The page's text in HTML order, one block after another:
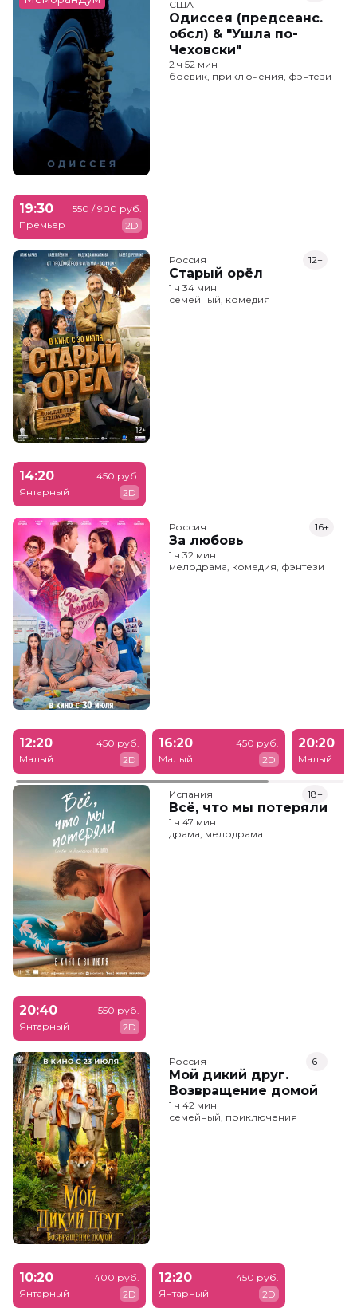
США
Одиссея (предсеанс.
обсл) & "Ушла по-
Чеховски"
2 ч 52 мин
боевик, приключения, фэнтези
19:30
Премьер
550 / 900 руб.
2D
Россия
Старый орёл
12+
1 ч 34 мин
семейный, комедия
14:20
Янтарный
450 руб.
2D
Россия
За любовь
16+
1 ч 32 мин
мелодрама, комедия, фэнтези
12:20
Малый
450 руб.
2D
16:20
Малый
450 руб.
2D
20:20
Малый
Испания
Всё, что мы потеряли
18+
1 ч 47 мин
драма, мелодрама
20:40
Янтарный
550 руб.
2D
Россия
Мой дикий друг.
Возвращение домой
6+
1 ч 42 мин
семейный, приключения
10:20
Янтарный
400 руб.
2D
12:20
Янтарный
450 руб.
2D